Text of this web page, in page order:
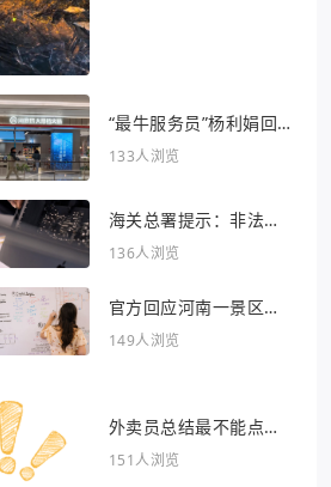
“最牛服务员”杨利娟回
归海底捞
133人浏览
海关总署提示：非法引
入异宠将被处罚
136人浏览
官方回应河南一景区推
出虎景房
149人浏览
外卖员总结最不能点的
外卖
151人浏览